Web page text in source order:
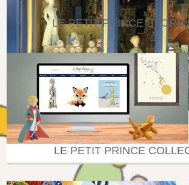
LE PETIT PRINCE STORE
LE PETIT PRINCE